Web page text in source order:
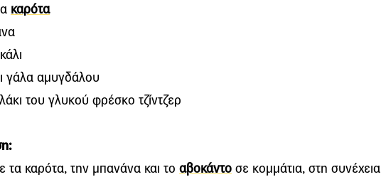
καρότα
γάλα αμυγδάλου
του γλυκού φρέσκο τζίντζερ
τα καρότα, την μπανάνα και το αβοκάντο σε κομμάτια, στη συνέχεια